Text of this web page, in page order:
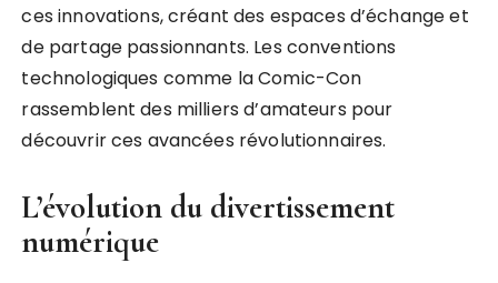
ces innovations, créant des espaces d’échange et
de partage passionnants. Les conventions
technologiques comme la Comic-Con
rassemblent des milliers d’amateurs pour
découvrir ces avancées révolutionnaires.
L’évolution du divertissement
numérique